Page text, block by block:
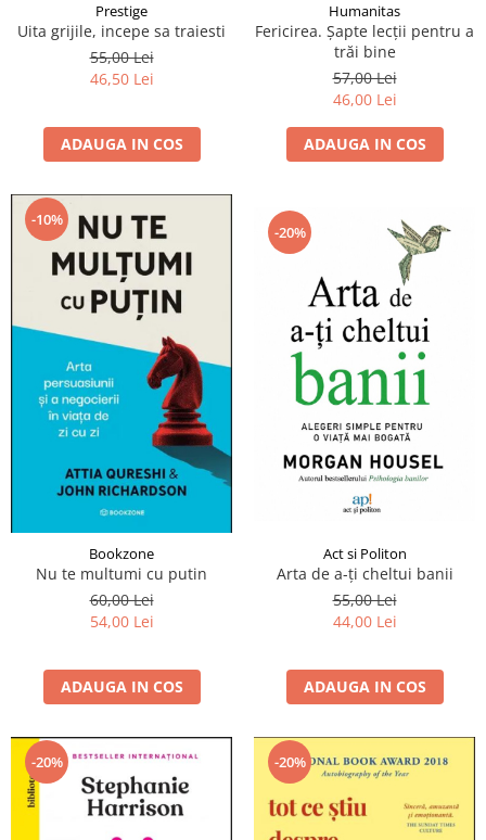
Prestige
Uita grijile, incepe sa traiesti
55,00 Lei
46,50 Lei
ADAUGA IN COS
Humanitas
Fericirea. Șapte lecţii pentru a
trăi bine
57,00 Lei
46,00 Lei
ADAUGA IN COS
-10%
Bookzone
Nu te multumi cu putin
60,00 Lei
54,00 Lei
ADAUGA IN COS
-20%
Act si Politon
Arta de a-ți cheltui banii
55,00 Lei
44,00 Lei
ADAUGA IN COS
-20% -20%